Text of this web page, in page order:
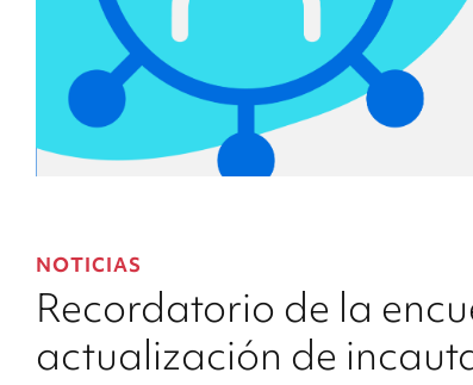
NOTICIAS
Recordatorio de la
actualización de